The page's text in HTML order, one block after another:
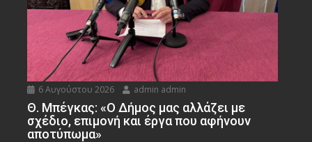
6 Αυγούστου 2026 admin admin
Θ. Μπέγκας: «Ο Δήμος μας αλλάζει με
σχέδιο, επιμονή και έργα που αφήνουν
αποτύπωμα»